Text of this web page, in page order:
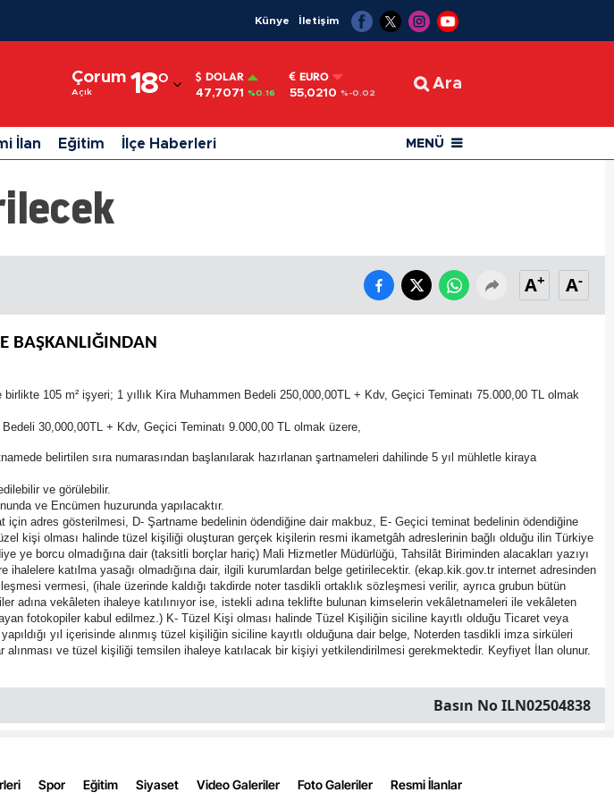
Künye İletişim
Çorum
Açık 18°
Adıyaman
Afyonkarahisar
Ağrı
Amasya
Aydın
Bilecik
Bingöl
Bitlis
Bolu
Burdur
Bursa
Çanakkale
Diyarbakır
DOLAR
47,7071 %0.16
EURO
55,0210 %-0.02
Ara
İlan Eğitim İlçe Haberleri MENÜ
A+ A-
BAŞKANLIĞINDAN
105 m² işyeri; 1 yıllık Kira Muhammen Bedeli 250,000,00TL + Kdv, Geçici Teminatı 75.000,00 TL olmak
30,000,00TL + Kdv, Geçici Teminatı 9.000,00 TL olmak üzere,
belirtilen sıra numarasından başlanılarak hazırlanan şartnameleri dahilinde 5 yıl mühletle kiraya
ve görülebilir.
ve Encümen huzurunda yapılacaktır.
adres gösterilmesi, D- Şartname bedelinin ödendiğine dair makbuz, E- Geçici teminat bedelinin ödendiğine
kişi olması halinde tüzel kişiliği oluşturan gerçek kişilerin resmi ikametgâh adreslerinin bağlı olduğu ilin Türkiye
ye borcu olmadığına dair (taksitli borçlar hariç) Mali Hizmetler Müdürlüğü, Tahsilât Biriminden alacakları yazıyı
katılma yasağı olmadığına dair, ilgili kurumlardan belge getirilecektir. (ekap.kik.gov.tr internet adresinden
vermesi, (ihale üzerinde kaldığı takdirde noter tasdikli ortaklık sözleşmesi verilir, ayrıca grubun bütün
adına vekâleten ihaleye katılınıyor ise, istekli adına teklifte bulunan kimselerin vekâletnameleri ile vekâleten
fotokopiler kabul edilmez.) K- Tüzel Kişi olması halinde Tüzel Kişiliğin siciline kayıtlı olduğu Ticaret veya
yıl içerisinde alınmış tüzel kişiliğin siciline kayıtlı olduğuna dair belge, Noterden tasdikli imza sirküleri
ve tüzel kişiliği temsilen ihaleye katılacak bir kişiyi yetkilendirilmesi gerekmektedir. Keyfiyet İlan olunur.
Basın No ILN02504838
Spor Eğitim Siyaset Video Galeriler Foto Galeriler Resmi İlanlar